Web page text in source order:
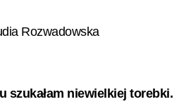
szukałam niewielkiej torebki.